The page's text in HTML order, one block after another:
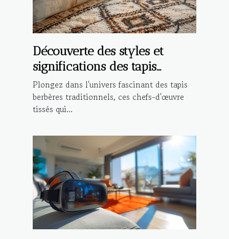
Découverte des styles et
significations des tapis
berbères traditionnels
Plongez dans l'univers fascinant des tapis
berbères traditionnels, ces chefs-d'œuvre
tissés qui...